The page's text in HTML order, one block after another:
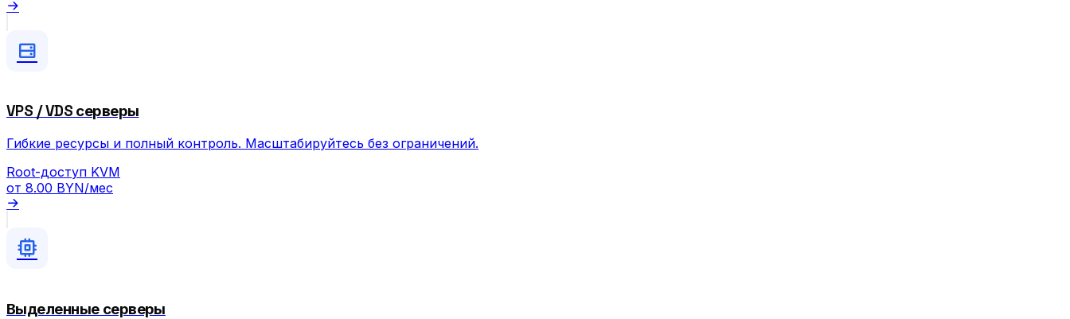
VPS / VDS серверы
Гибкие ресурсы и полный контроль. Масштабируйтесь без ограничений.
Root-доступ KVM
от 8.00 BYN/мес
Выделенные серверы